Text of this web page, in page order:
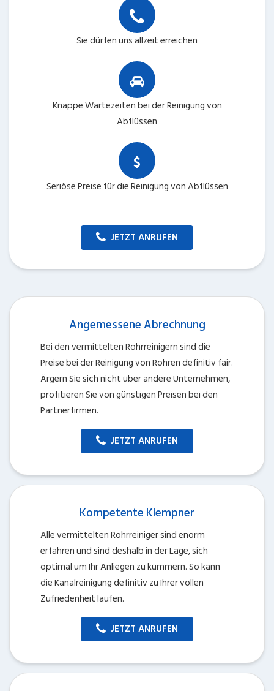
Sie dürfen uns allzeit erreichen
Knappe Wartezeiten bei der Reinigung von
Abflüssen
Seriöse Preise für die Reinigung von Abflüssen
JETZT ANRUFEN
Angemessene Abrechnung
Bei den vermittelten Rohrreinigern sind die
Preise bei der Reinigung von Rohren definitiv fair.
Ärgern Sie sich nicht über andere Unternehmen,
profitieren Sie von günstigen Preisen bei den
Partnerfirmen.
JETZT ANRUFEN
Kompetente Klempner
Alle vermittelten Rohrreiniger sind enorm
erfahren und sind deshalb in der Lage, sich
optimal um Ihr Anliegen zu kümmern. So kann
die Kanalreinigung definitiv zu Ihrer vollen
Zufriedenheit laufen.
JETZT ANRUFEN